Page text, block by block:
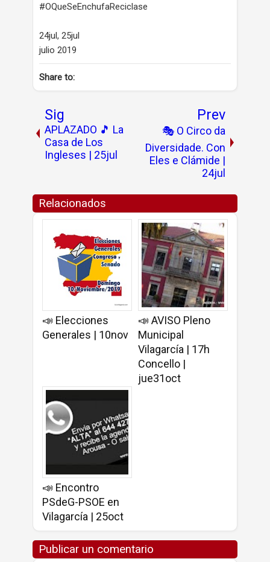
#OQueSeEnchufaReciclase
24jul, 25jul
julio 2019
Share to:
Sig
APLAZADO 🎵 La
Casa de Los
Ingleses | 25jul
Prev
🎭 O Circo da
Diversidade. Con
Eles e Clámide |
24jul
Relacionados
📣 Elecciones
Generales | 10nov
📣 AVISO Pleno
Municipal
Vilagarcía | 17h
Concello |
jue31oct
📣 Encontro
PSdeG-PSOE en
Vilagarcía | 25oct
Publicar un comentario